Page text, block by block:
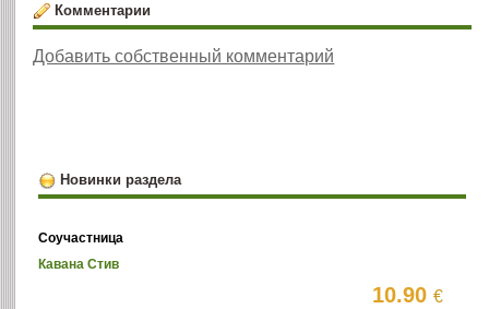
Комментарии
Добавить собственный комментарий
Новинки раздела
Соучастница
Кавана Стив
10.90€